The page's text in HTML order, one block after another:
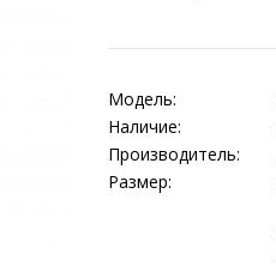
Модель:
Наличие:
Производитель:
Размер: